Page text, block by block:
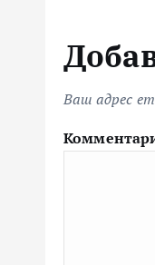
Ваш адрес